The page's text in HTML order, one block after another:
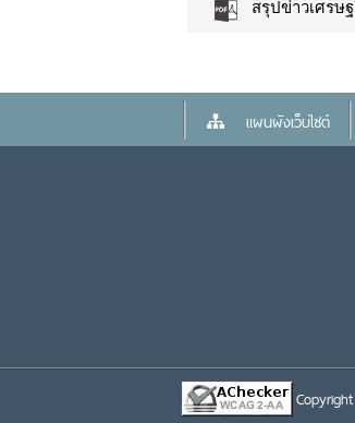
สรุปข่าวเศรษ
แผนผังเว็บไซต์
Copyright